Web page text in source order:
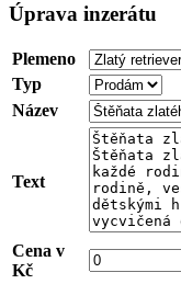
Úprava inzerátu
Plemeno
Typ
Název
Text
Cena v
Kč